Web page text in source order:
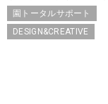
園トータルサポート
DESIGN&CREATIVE